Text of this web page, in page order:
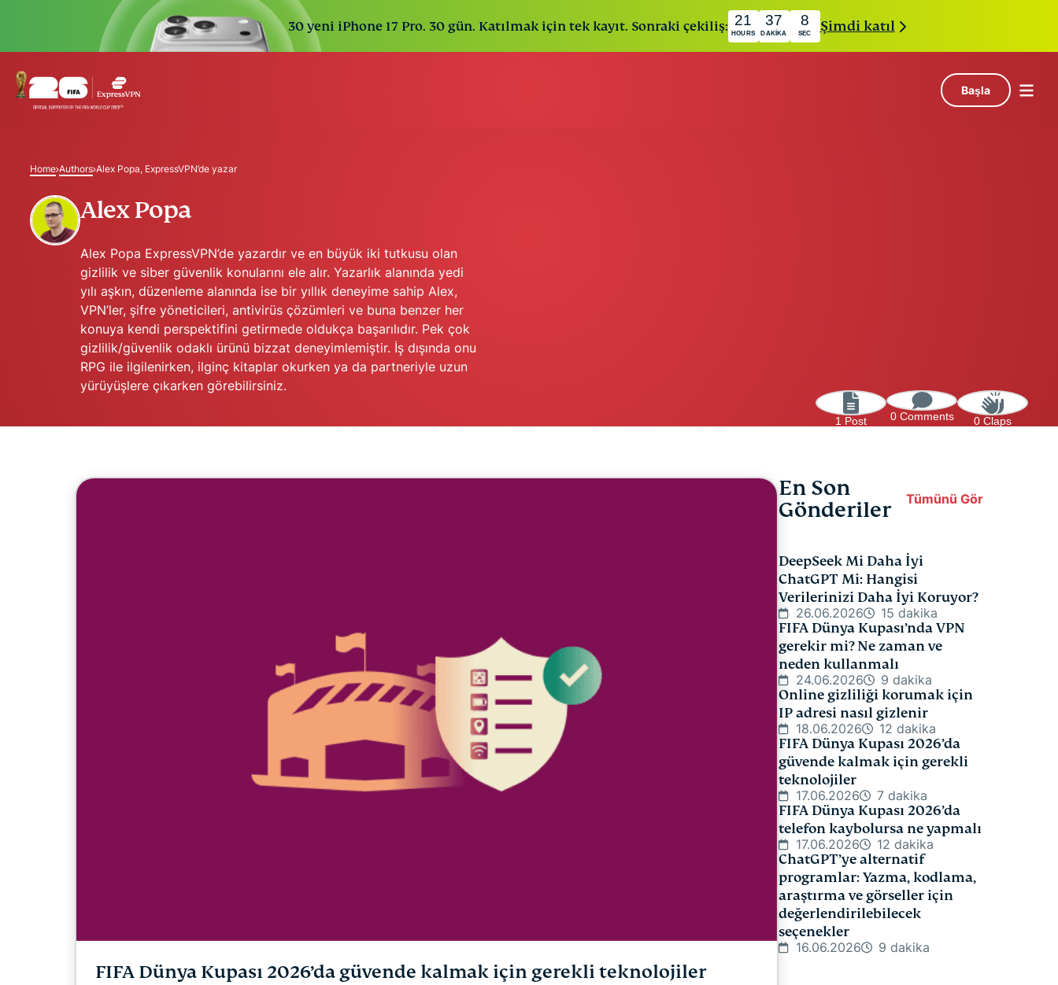
30 yeni iPhone 17 Pro. 30 gün. Katılmak için tek kayıt. Sonraki çekiliş: 21
HOURS
37
DAKIKA
7
SEC Şimdi katıl
Başla
Home Authors Alex Popa, ExpressVPN’de yazar
Alex Popa
Alex Popa ExpressVPN’de yazardır ve en büyük iki tutkusu olan
gizlilik ve siber güvenlik konularını ele alır. Yazarlık alanında yedi
yılı aşkın, düzenleme alanında ise bir yıllık deneyime sahip Alex,
VPN’ler, şifre yöneticileri, antivirüs çözümleri ve buna benzer her
konuya kendi perspektifini getirmede oldukça başarılıdır. Pek çok
gizlilik/güvenlik odaklı ürünü bizzat deneyimlemiştir. İş dışında onu
RPG ile ilgilenirken, ilginç kitaplar okurken ya da partneriyle uzun
yürüyüşlere çıkarken görebilirsiniz.
1 Post 0 Comments 0 Claps
FIFA Dünya Kupası 2026’da güvende kalmak için gerekli teknolojiler
En Son
Gönderiler
Tümünü Gör
DeepSeek Mi Daha İyi
ChatGPT Mi: Hangisi
Verilerinizi Daha İyi Koruyor?
26.06.2026 15 dakika
FIFA Dünya Kupası’nda VPN
gerekir mi? Ne zaman ve
neden kullanmalı
24.06.2026 9 dakika
Online gizliliği korumak için
IP adresi nasıl gizlenir
18.06.2026 12 dakika
FIFA Dünya Kupası 2026’da
güvende kalmak için gerekli
teknolojiler
17.06.2026 7 dakika
FIFA Dünya Kupası 2026’da
telefon kaybolursa ne yapmalı
17.06.2026 12 dakika
ChatGPT’ye alternatif
programlar: Yazma, kodlama,
araştırma ve görseller için
değerlendirilebilecek
seçenekler
16.06.2026 9 dakika